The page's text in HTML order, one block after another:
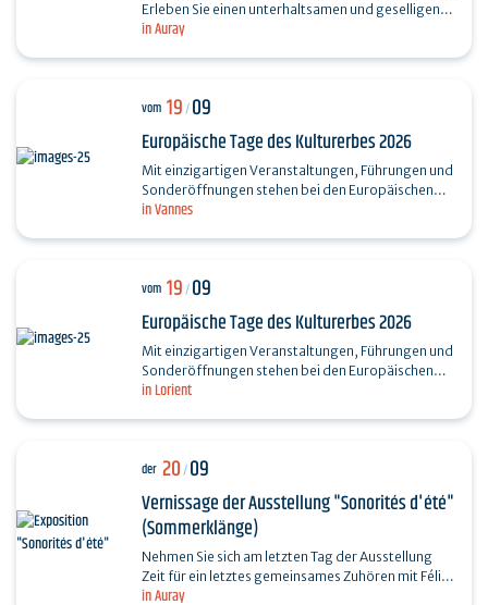
in Auray
Erleben Sie einen unterhaltsamen und geselligen
Moment mit alten Holzspielen, die früher sowohl
in Vannes
vom 19/09
Europäische Tage des Kulturerbes 2026
Mit einzigartigen Veranstaltungen, Führungen und
Sonderöffnungen stehen bei den Europäischen
Tagen des Kulturerbes 2026 die Themen
in Lorient
vom 19/09
Europäische Tage des Kulturerbes 2026
Mit einzigartigen Veranstaltungen, Führungen und
Sonderöffnungen stehen bei den Europäischen
Tagen des Kulturerbes 2026 die Themen
in Auray
der 20/09
Vernissage der Ausstellung "Sonorités d'été"
(Sommerklänge)
Nehmen Sie sich am letzten Tag der Ausstellung
Zeit für ein letztes gemeinsames Zuhören mit Félix
Blume und Yola Couder. Dieser gesellige Moment